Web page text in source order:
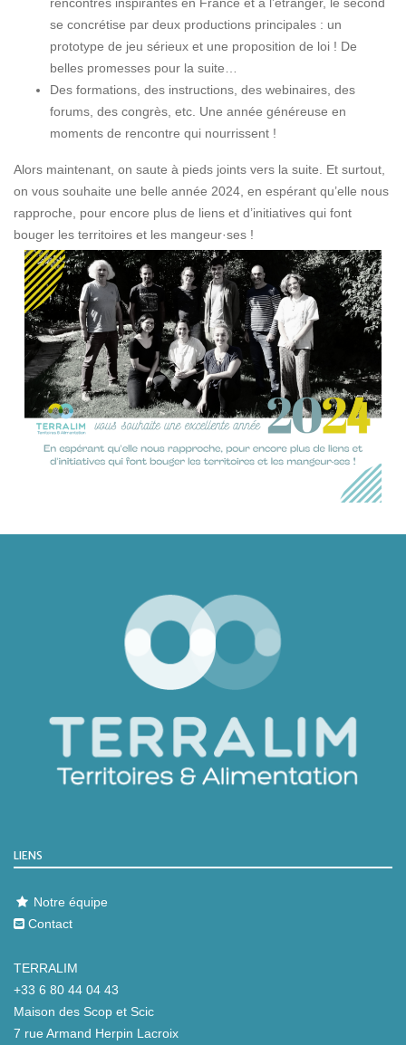
se concrétise par deux productions principales : un
prototype de jeu sérieux et une proposition de loi ! De
belles promesses pour la suite…
Des formations, des instructions, des webinaires, des
forums, des congrès, etc. Une année généreuse en
moments de rencontre qui nourrissent !
Alors maintenant, on saute à pieds joints vers la suite. Et surtout,
on vous souhaite une belle année 2024, en espérant qu’elle nous
rapproche, pour encore plus de liens et d’initiatives qui font
bouger les territoires et les mangeur·ses !
LIENS
Notre équipe
Contact
TERRALIM
+33 6 80 44 04 43
Maison des Scop et Scic
7 rue Armand Herpin Lacroix